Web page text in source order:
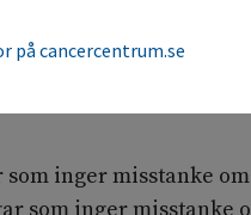
inger misstanke
på cancercentrum.se